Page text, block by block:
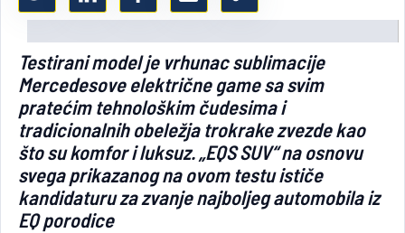
Testirani model je vrhunac sublimacije
Mercedesove električne game sa svim
pratećim tehnološkim čudesima i
tradicionalnih obeležja trokrake zvezde kao
što su komfor i luksuz. „EQS SUV“ na osnovu
svega prikazanog na ovom testu ističe
kandidaturu za zvanje najboljeg automobila iz
EQ porodice